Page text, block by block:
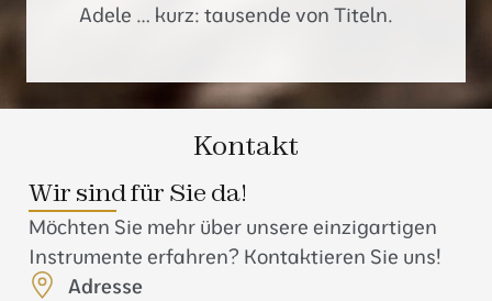
Adele … kurz: tausende von Titeln.
Kontakt
Wir sind für Sie da!
Möchten Sie mehr über unsere einzigartigen
Instrumente erfahren? Kontaktieren Sie uns!
Adresse